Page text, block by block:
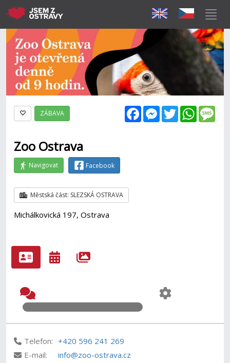
FacebookMessenger
Twitter
ZÁBAVA
Zoo Ostrava
Navigovat Facebook
Městská část: SLEZSKÁ OSTRAVA
Michálkovická 197, Ostrava
Telefon: +420 596 241 269
E-mail:
info@zoo-ostrava.cz